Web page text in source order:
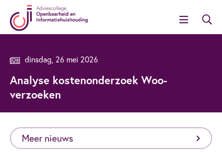
dinsdag, 26 mei 2026
Analyse kostenonderzoek Woo-
verzoeken
Meer nieuws